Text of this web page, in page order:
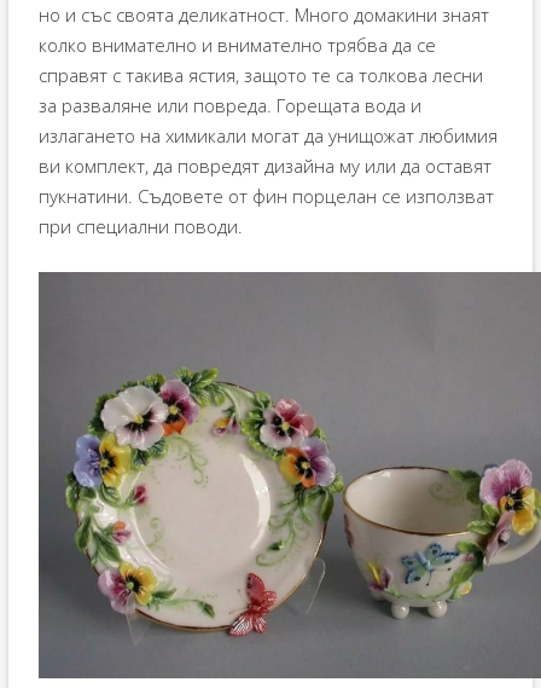
но и със своята деликатност. Много домакини знаят
колко внимателно и внимателно трябва да се
справят с такива ястия, защото те са толкова лесни
за разваляне или повреда. Горещата вода и
излагането на химикали могат да унищожат любимия
ви комплект, да повредят дизайна му или да оставят
пукнатини. Съдовете от фин порцелан се използват
при специални поводи.